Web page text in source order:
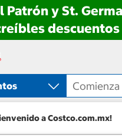
Patrón y St.
descuentos
a Costco.com.mx!